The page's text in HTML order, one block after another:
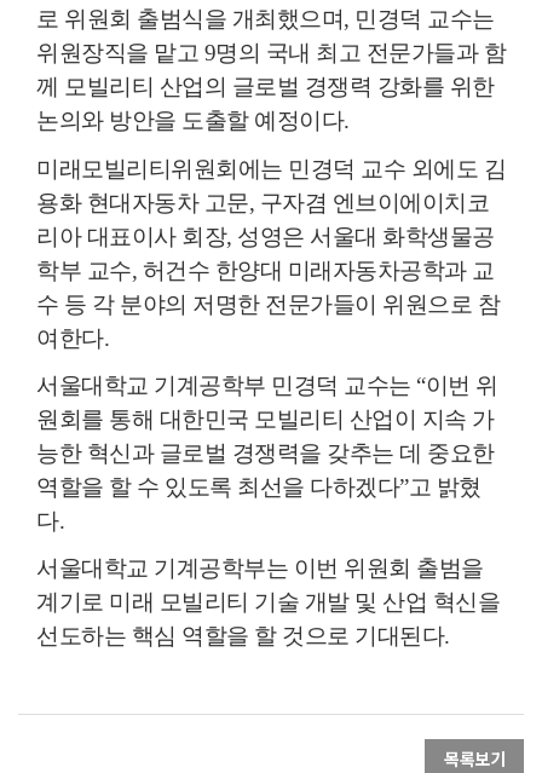
로 위원회 출범식을 개최했으며, 민경덕 교수는
위원장직을 맡고 9명의 국내 최고 전문가들과 함
께 모빌리티 산업의 글로벌 경쟁력 강화를 위한
논의와 방안을 도출할 예정이다.
미래모빌리티위원회에는 민경덕 교수 외에도 김
용화 현대자동차 고문, 구자겸 엔브이에이치코
리아 대표이사 회장, 성영은 서울대 화학생물공
학부 교수, 허건수 한양대 미래자동차공학과 교
수 등 각 분야의 저명한 전문가들이 위원으로 참
여한다.
서울대학교 기계공학부 민경덕 교수는 “이번 위
원회를 통해 대한민국 모빌리티 산업이 지속 가
능한 혁신과 글로벌 경쟁력을 갖추는 데 중요한
역할을 할 수 있도록 최선을 다하겠다”고 밝혔
다.
서울대학교 기계공학부는 이번 위원회 출범을
계기로 미래 모빌리티 기술 개발 및 산업 혁신을
선도하는 핵심 역할을 할 것으로 기대된다.
목록보기